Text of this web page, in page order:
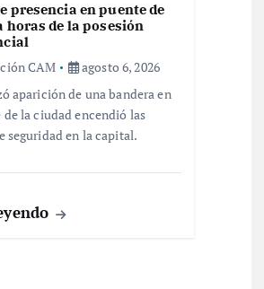
presencia en puente de
horas de la posesión
CAM
agosto 6, 2026
aparición de una bandera en
la ciudad encendió las
seguridad en la capital.